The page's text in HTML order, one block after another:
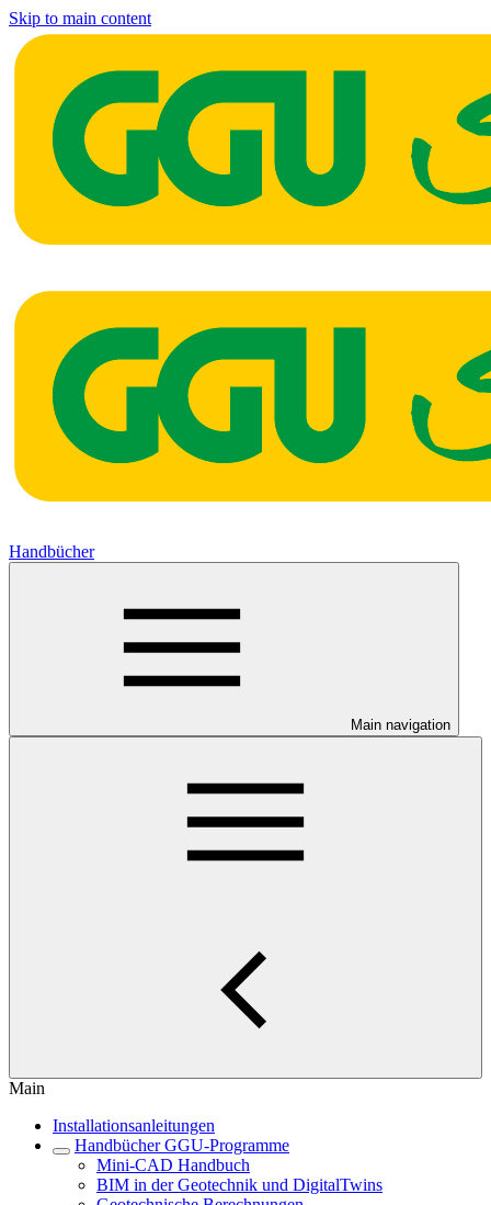
Skip to main content
Handbücher
Main navigation
Main
Installationsanleitungen
Handbücher GGU-Programme
Mini-CAD Handbuch
BIM in der Geotechnik und DigitalTwins